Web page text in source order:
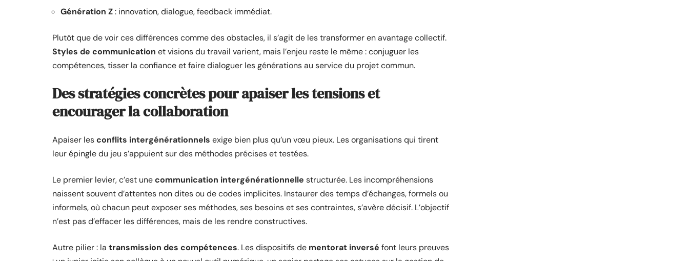
Génération Z: innovation, dialogue, feedback immédiat.
Plutôt que de voir ces différences comme des obstacles, il s’agit de les transformer en avantage collectif.
Styles de communication et visions du travail varient, mais l’enjeu reste le même : conjuguer les
compétences, tisser la confiance et faire dialoguer les générations au service du projet commun.
Des stratégies concrètes pour apaiser les tensions et
encourager la collaboration
Apaiser lesconflits intergénérationnels exige bien plus qu’un vœu pieux. Les organisations qui tirent
leur épingle du jeu s’appuient sur des méthodes précises et testées.
Le premier levier, c’est unecommunication intergénérationnelle structurée. Les incompréhensions
naissent souvent d’attentes non dites ou de codes implicites. Instaurer des temps d’échanges, formels ou
informels, où chacun peut exposer ses méthodes, ses besoins et ses contraintes, s’avère décisif. L’objectif
n’est pas d’effacer les différences, mais de les rendre constructives.
Autre pilier : la transmission des compétences. Les dispositifs de mentorat inversé font leurs preuves